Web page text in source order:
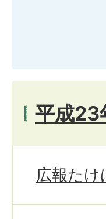
平成23
広報た